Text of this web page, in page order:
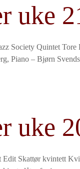
uke
Society Quintet
Piano – Bjørn
uke
Skattør kvintett